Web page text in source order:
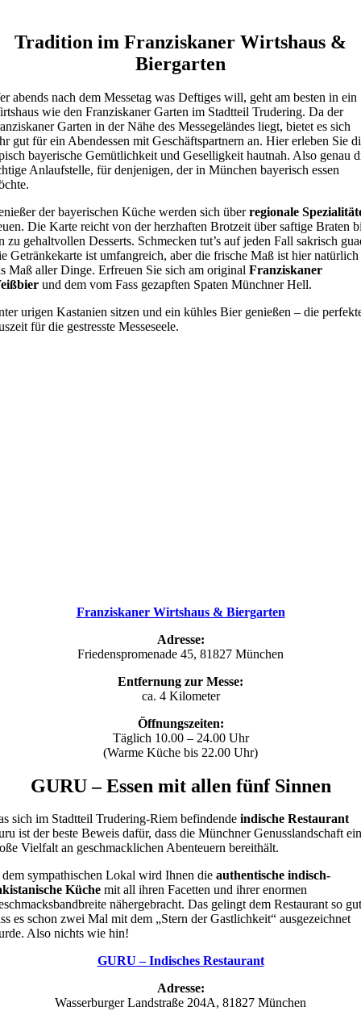
Tradition im Franziskaner Wirtshaus &
Biergarten
abends nach dem Messetag was Deftiges will, geht am besten in ein
wie den Franziskaner Garten im Stadtteil Trudering. Da der
Garten in der Nähe des Messegeländes liegt, bietet es sich
gut für ein Abendessen mit Geschäftspartnern an. Hier erleben Sie
bayerische Gemütlichkeit und Geselligkeit hautnah. Also genau
Anlaufstelle, für denjenigen, der in München bayerisch essen
der bayerischen Küche werden sich überregionale
Die Karte reicht von der herzhaften Brotzeit über saftige Braten
zu gehaltvollen Desserts. Schmecken tut’s auf jeden Fall sakrisch
Getränkekarte ist umfangreich, aber die frische Maß ist hier natürlich
Maß aller Dinge. Erfreuen Sie sich am original Franziskaner
und dem vom Fass gezapften Spaten Münchner Hell.
urigen Kastanien sitzen und ein kühles Bier genießen – die
für die gestresste Messeseele.
Franziskaner Wirtshaus & Biergarten
Adresse:
Friedenspromenade 45, 81827 München
Entfernung zur Messe:
ca. 4 Kilometer
Öffnungszeiten:
Täglich 10.00 – 24.00 Uhr
(Warme Küche bis 22.00 Uhr)
GURU – Essen mit allen fünf Sinnen
sich im Stadtteil Trudering-Riem befindendeindische Restaurant
ist der beste Beweis dafür, dass die Münchner Genusslandschaft
Vielfalt an geschmacklichen Abenteuern bereithält.
sympathischen Lokal wird Ihnen die authentische indisch-
Küchemit all ihren Facetten und ihrer enormen
nähergebracht. Das gelingt dem Restaurant so
es schon zwei Mal mit dem „Stern der Gastlichkeit“ ausgezeichnet
Also nichts wie hin!
GURU – Indisches Restaurant
Adresse:
Wasserburger Landstraße 204A, 81827 München